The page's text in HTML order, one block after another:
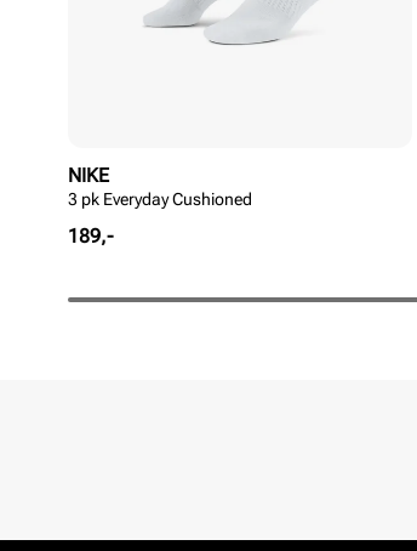
NIKE
3 pk Everyday Cushioned
Pris
189,-